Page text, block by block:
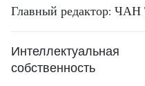
Главный редактор:
Интеллектуальная
собственность